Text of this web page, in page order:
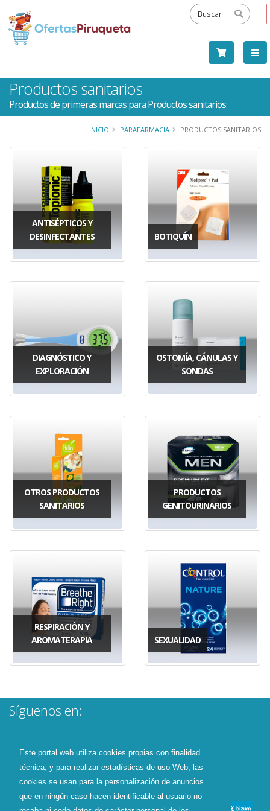
Este portal web utiliza cookies propias con finalidad
técnica, y para realizar estadísticas de uso Web, las
cookies se usan para la personalización de anuncios
que en ningún caso hacen identificable al usuario no
Productos sanitarios
Productos de primeras marcas para Productos sanitarios
INICIO PARAFARMACIA PRODUCTOS SANITARIOS
ANTISÉPTICOS Y
DESINFECTANTES
BOTIQUÍN
DIAGNÓSTICO Y
EXPLORACIÓN
OSTOMÍA, CÁNULAS Y
SONDAS
OTROS PRODUCTOS
SANITARIOS
PRODUCTOS
GENITOURINARIOS
RESPIRACIÓN Y
AROMATERAPIA
SEXUALIDAD
Síguenos en: